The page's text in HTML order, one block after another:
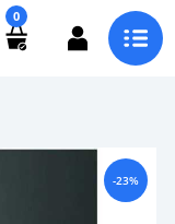
0
-23%